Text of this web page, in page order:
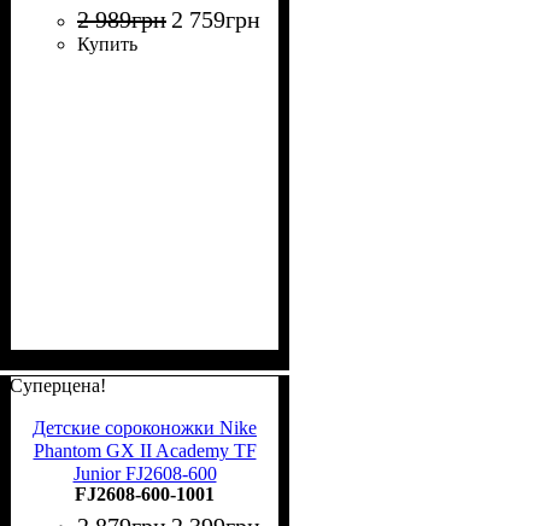
2 989грн 2 759грн
Купить
Суперцена!
Детские сороконожки Nike
Phantom GX II Academy TF
Junior FJ2608-600
FJ2608-600-1001